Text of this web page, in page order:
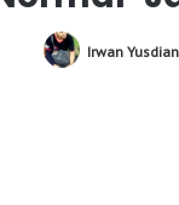
Irwan